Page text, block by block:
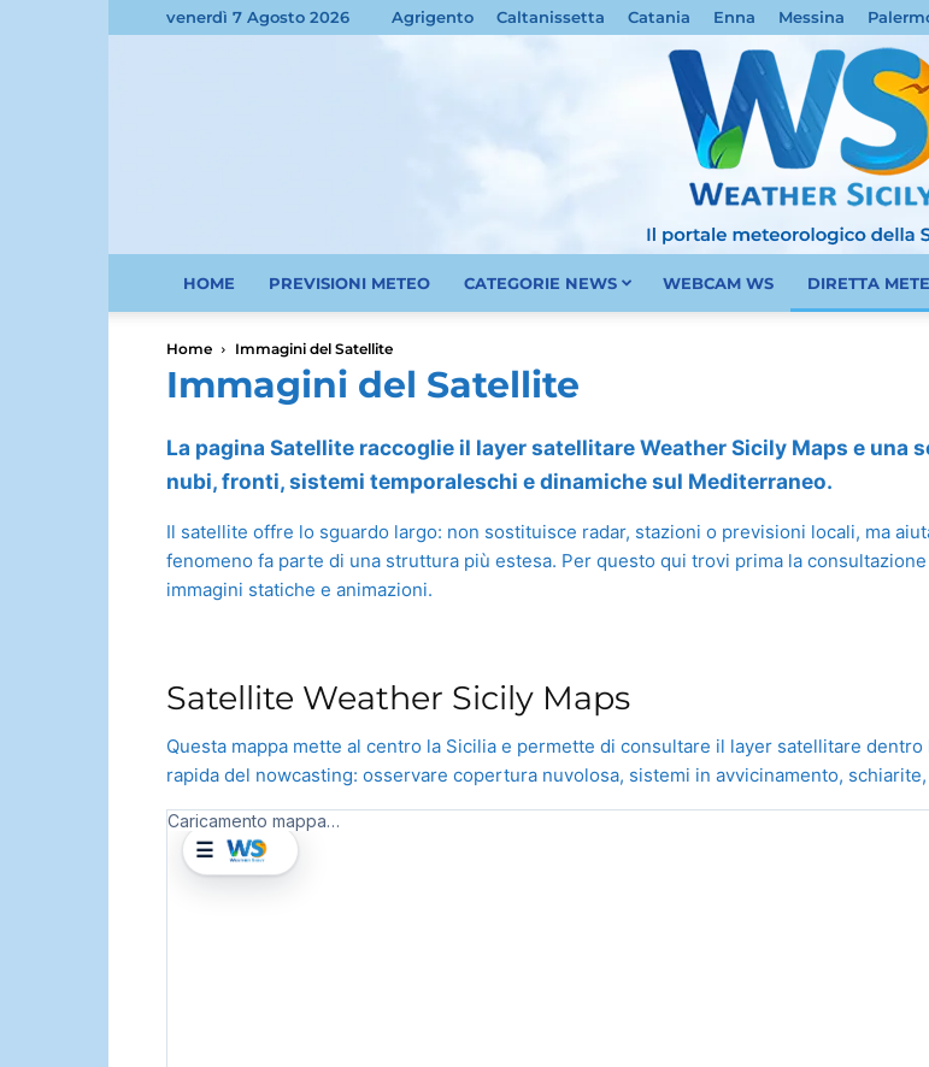
venerdì 7 Agosto 2026 Agrigento Caltanissetta Catania Enna Messina
Sicilia
HOME PREVISIONI METEO CATEGORIE NEWS WEBCAM WS DIRETTA
Home Immagini del Satellite
Immagini del Satellite
La pagina Satellite raccoglie il layer satellitare Weather Sicily Maps e
nubi, fronti, sistemi temporaleschi e dinamiche sul Mediterraneo.
Il satellite offre lo sguardo largo: non sostituisce radar, stazioni o previsioni locali, ma
fenomeno fa parte di una struttura più estesa. Per questo qui trovi prima la
immagini statiche e animazioni.
Satellite Weather Sicily Maps
Questa mappa mette al centro la Sicilia e permette di consultare il layer satellitare
rapida del nowcasting: osservare copertura nuvolosa, sistemi in avvicinamento,